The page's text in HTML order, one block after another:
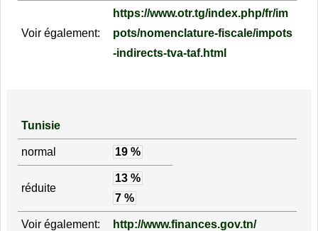
Voir également:
https://www.otr.tg/index.php/fr/im
pots/nomenclature-fiscale/impots
-indirects-tva-taf.html
Tunisie
normal 19 %
réduite
13 %
7 %
Voir également: http://www.finances.gov.tn/